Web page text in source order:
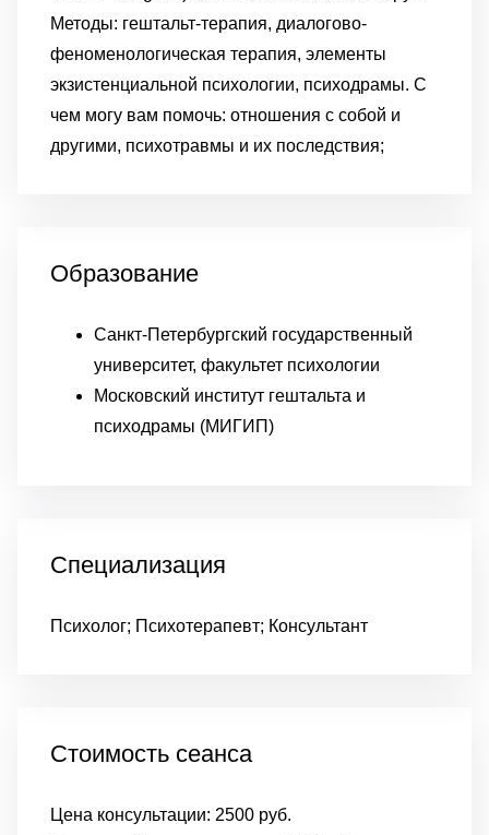
Методы: гештальт-терапия, диалогово-
феноменологическая терапия, элементы
экзистенциальной психологии, психодрамы. С
чем могу вам помочь: отношения с собой и
другими, психотравмы и их последствия;
Образование
Санкт-Петербургский государственный
университет, факультет психологии
Московский институт гештальта и
психодрамы (МИГИП)
Специализация
Психолог; Психотерапевт; Консультант
Стоимость сеанса
Цена консультации: 2500 руб.